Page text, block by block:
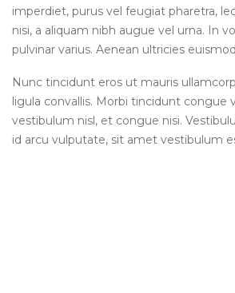
imperdiet, purus vel feugiat pharetra,
nisi, a aliquam nibh augue vel urna. In
pulvinar varius. Aenean ultricies
Nunc tincidunt eros ut mauris
ligula convallis. Morbi tincidunt congue
vestibulum nisl, et congue nisi.
id arcu vulputate, sit amet vestibulum